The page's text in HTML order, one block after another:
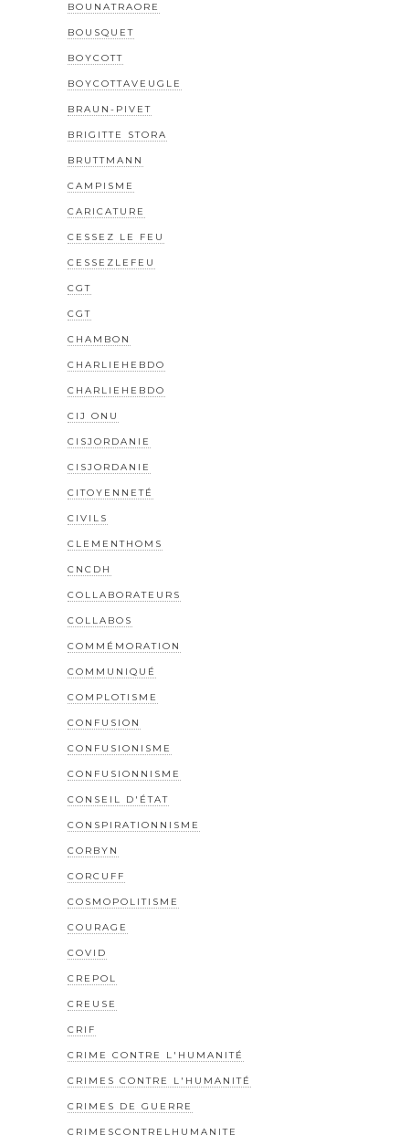
BOUNATRAORE
BOUSQUET
BOYCOTT
BOYCOTTAVEUGLE
BRAUN-PIVET
BRIGITTE STORA
BRUTTMANN
CAMPISME
CARICATURE
CESSEZ LE FEU
CESSEZLEFEU
CGT
CGT
CHAMBON
CHARLIEHEBDO
CHARLIEHEBDO
CIJ ONU
CISJORDANIE
CISJORDANIE
CITOYENNETÉ
CIVILS
CLEMENTHOMS
CNCDH
COLLABORATEURS
COLLABOS
COMMÉMORATION
COMMUNIQUÉ
COMPLOTISME
CONFUSION
CONFUSIONISME
CONFUSIONNISME
CONSEIL D'ÉTAT
CONSPIRATIONNISME
CORBYN
CORCUFF
COSMOPOLITISME
COURAGE
COVID
CREPOL
CREUSE
CRIF
CRIME CONTRE L'HUMANITÉ
CRIMES CONTRE L'HUMANITÉ
CRIMES DE GUERRE
CRIMESCONTRELHUMANITE